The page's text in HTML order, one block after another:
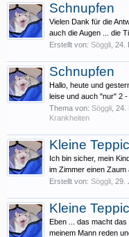
Schnupfen
Vielen Dank für die
auch die Augen ... die
Erstellt von: Söggli 24.
Schnupfen
Hallo, heute und
leise und auch "nur" 2 -
Thema von: Söggli 24.
Krankheiten
Kleine
Ich bin sicher, mein
im Zimmer einen Zaum
Erstellt von: Söggli 29.
Kleine
Eben ... das macht
meinem Mann reden